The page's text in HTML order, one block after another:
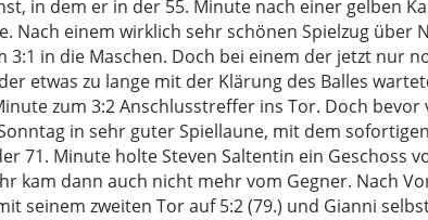
in dem er in der 55. Minute nach einer gelben
einem wirklich sehr schönen Spielzug über
in die Maschen. Doch bei einem der jetzt nur
etwas zu lange mit der Klärung des Balles
zum 3:2 Anschlusstreffer ins Tor. Doch
in sehr guter Spiellaune, mit dem
71. Minute holte Steven Saltentin ein Geschoss
dann auch nicht mehr vom Gegner. Nach
seinem zweiten Tor auf 5:2 (79.) und Gianni